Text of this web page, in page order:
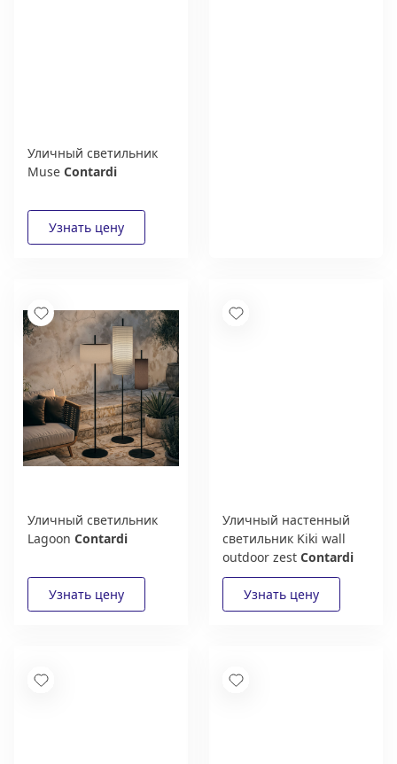
Уличный светильник
Muse Contardi
Уличный светильник
Lagoon Contardi
Уличный настенный
светильник Kiki wall
outdoor zest Contardi